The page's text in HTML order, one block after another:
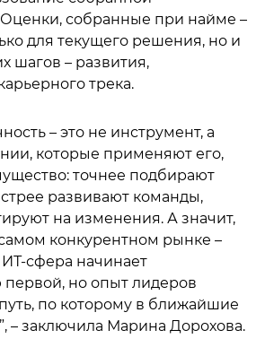
собранные при найме –
для текущего решения, но и
шагов – развития,
трека.
– это не инструмент, а
которые применяют его,
точнее подбирают
развивают команды,
на изменения. А значит,
конкурентном рынке –
сфера начинает
но опыт лидеров
по которому в ближайшие
– заключила Марина Дорохова.